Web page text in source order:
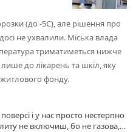
(до -5C), але рішення про
не ухвалили. Міська влада
триматиметься нижче
до лікарень та шкіл, яку
фонду.
і у нас просто нестерпно
не включиш, бо не газова,